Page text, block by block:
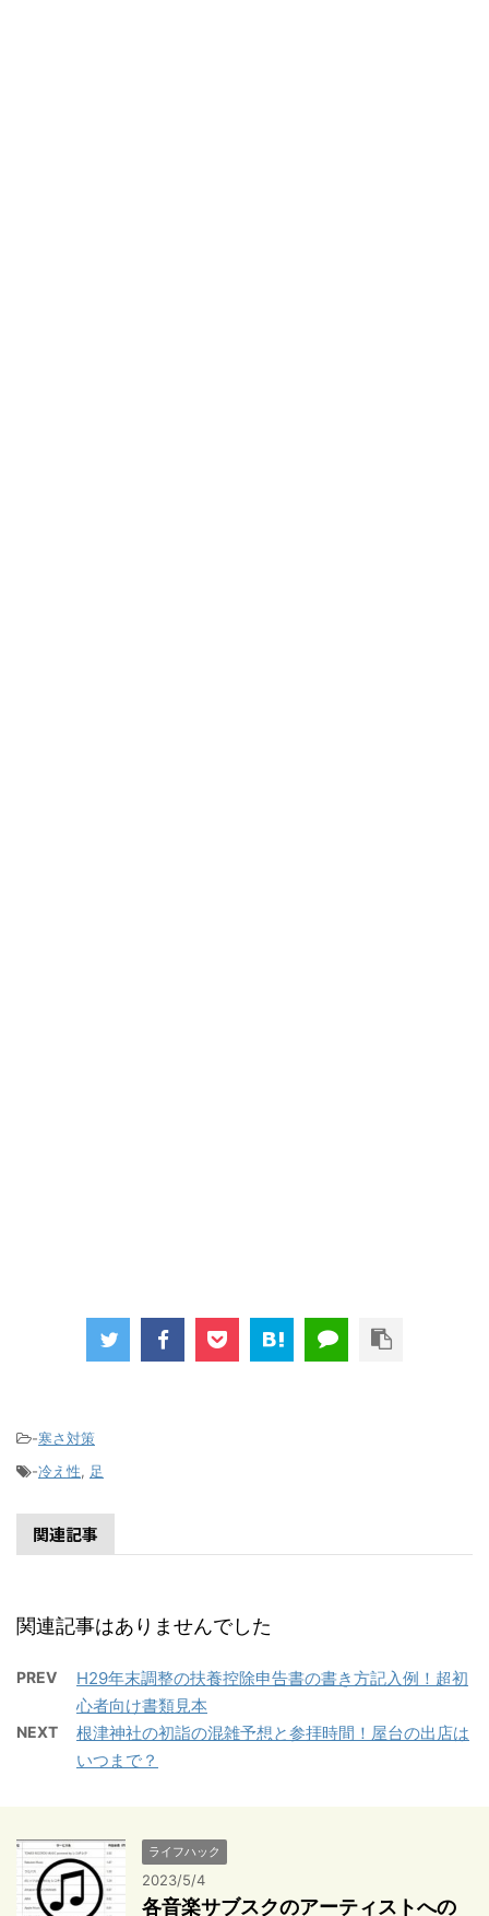
-寒さ対策
-冷え性, 足
関連記事
関連記事はありませんでした
PREV
H29年末調整の扶養控除申告書の書き方記入例！超初
心者向け書類見本
NEXT
根津神社の初詣の混雑予想と参拝時間！屋台の出店は
いつまで？
ライフハック
2023/5/4
各音楽サブスクのアーティストへの